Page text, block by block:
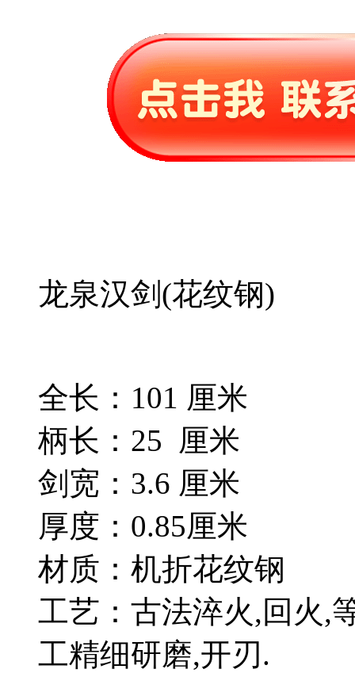
龙泉汉剑(花纹钢)
全长：101 厘米
柄长：25 厘米
剑宽：3.6 厘米
厚度：0.85厘米
材质：机折花纹钢
工艺：古法淬火,回火,
工精细研磨,开刃.